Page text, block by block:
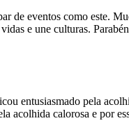
de eventos como este.
e une culturas.
entusiasmado pela
acolhida calorosa e por